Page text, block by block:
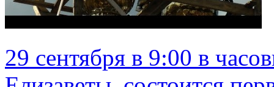
29 сентября в 9:00 в